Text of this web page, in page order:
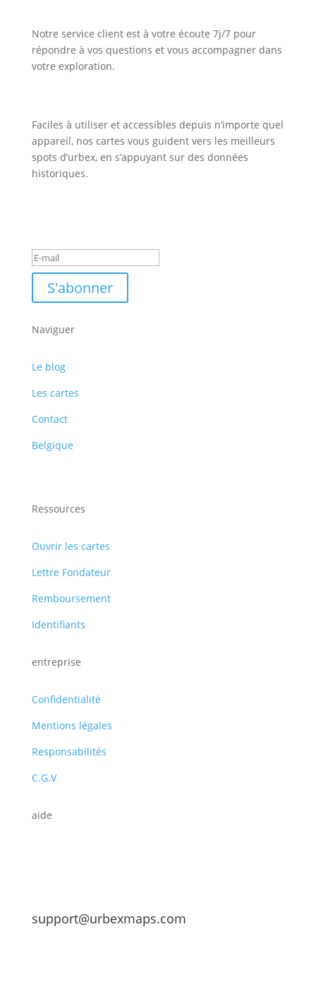
Notre service client est à votre écoute 7j/7 pour
répondre à vos questions et vous accompagner dans
votre exploration.
Faciles à utiliser et accessibles depuis n’importe quel
appareil, nos cartes vous guident vers les meilleurs
spots d’urbex, en s’appuyant sur des données
historiques.
S'abonner
Naviguer
Le blog
Les cartes
Contact
Belgique
Ressources
Ouvrir les cartes
Lettre Fondateur
Remboursement
Identifiants
entreprise
Confidentialité
Mentions légales
Responsabilités
C.G.V
aide
support@urbexmaps.com